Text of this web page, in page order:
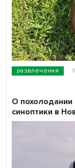
развлечения
О похолодании
синоптики в